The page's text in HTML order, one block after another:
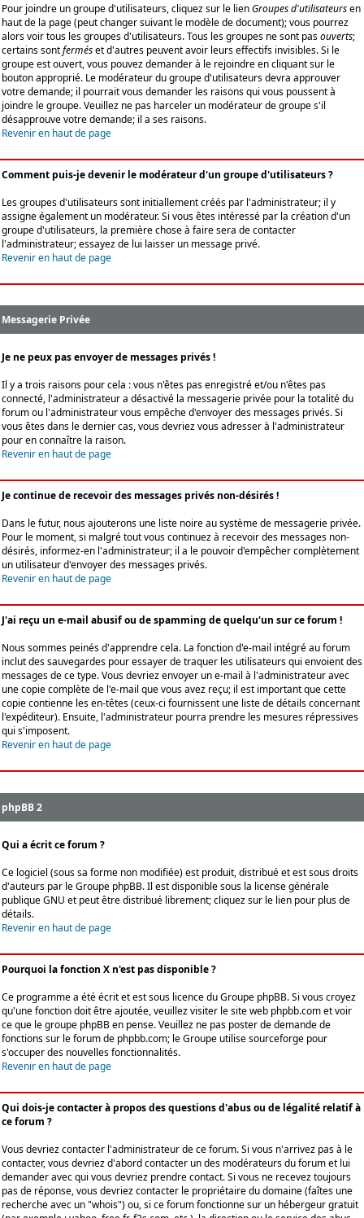
Pour joindre un groupe d'utilisateurs, cliquez sur le lienGroupes d'utilisateursen
haut de la page (peut changer suivant le modèle de document); vous pourrez
alors voir tous les groupes d'utilisateurs. Tous les groupes ne sont pasouverts;
certains sontferméset d'autres peuvent avoir leurs effectifs invisibles. Si le
groupe est ouvert, vous pouvez demander à le rejoindre en cliquant sur le
bouton approprié. Le modérateur du groupe d'utilisateurs devra approuver
votre demande; il pourrait vous demander les raisons qui vous poussent à
joindre le groupe. Veuillez ne pas harceler un modérateur de groupe s'il
désapprouve votre demande; il a ses raisons.
Revenir en haut de page
Comment puis-je devenir le modérateur d'un groupe d'utilisateurs ?
Les groupes d'utilisateurs sont initiallement créés par l'administrateur; il y
assigne également un modérateur. Si vous êtes intéressé par la création d'un
groupe d'utilisateurs, la première chose à faire sera de contacter
l'administrateur; essayez de lui laisser un message privé.
Revenir en haut de page
Messagerie Privée
Je ne peux pas envoyer de messages privés !
Il y a trois raisons pour cela : vous n'êtes pas enregistré et/ou n'êtes pas
connecté, l'administrateur a désactivé la messagerie privée pour la totalité du
forum ou l'administrateur vous empêche d'envoyer des messages privés. Si
vous êtes dans le dernier cas, vous devriez vous adresser à l'administrateur
pour en connaître la raison.
Revenir en haut de page
Je continue de recevoir des messages privés non-désirés !
Dans le futur, nous ajouterons une liste noire au système de messagerie privée.
Pour le moment, si malgré tout vous continuez à recevoir des messages non-
désirés, informez-en l'administrateur; il a le pouvoir d'empêcher complètement
un utilisateur d'envoyer des messages privés.
Revenir en haut de page
J'ai reçu un e-mail abusif ou de spamming de quelqu'un sur ce forum !
Nous sommes peinés d'apprendre cela. La fonction d'e-mail intégré au forum
inclut des sauvegardes pour essayer de traquer les utilisateurs qui envoient des
messages de ce type. Vous devriez envoyer un e-mail à l'administrateur avec
une copie complète de l'e-mail que vous avez reçu; il est important que cette
copie contienne les en-têtes (ceux-ci fournissent une liste de détails concernant
l'expéditeur). Ensuite, l'administrateur pourra prendre les mesures répressives
qui s'imposent.
Revenir en haut de page
phpBB 2
Qui a écrit ce forum ?
Ce logiciel (sous sa forme non modifiée) est produit, distribué et est sous droits
d'auteurs par leGroupe phpBB. Il est disponible sous la license générale
publique GNU et peut être distribué librement; cliquez sur le lien pour plus de
détails.
Revenir en haut de page
Pourquoi la fonction X n'est pas disponible ?
Ce programme a été écrit et est sous licence du Groupe phpBB. Si vous croyez
qu'une fonction doit être ajoutée, veuillez visiter le site web phpbb.com et voir
ce que le groupe phpBB en pense. Veuillez ne pas poster de demande de
fonctions sur le forum de phpbb.com; le Groupe utilise sourceforge pour
s'occuper des nouvelles fonctionnalités.
Revenir en haut de page
Qui dois-je contacter à propos des questions d'abus ou de légalité relatif à
ce forum ?
Vous devriez contacter l'administrateur de ce forum. Si vous n'arrivez pas à le
contacter, vous devriez d'abord contacter un des modérateurs du forum et lui
demander avec qui vous devriez prendre contact. Si vous ne recevez toujours
pas de réponse, vous devriez contacter le propriétaire du domaine (faîtes une
recherche avec un "whois") ou, si ce forum fonctionne sur un hébergeur gratuit